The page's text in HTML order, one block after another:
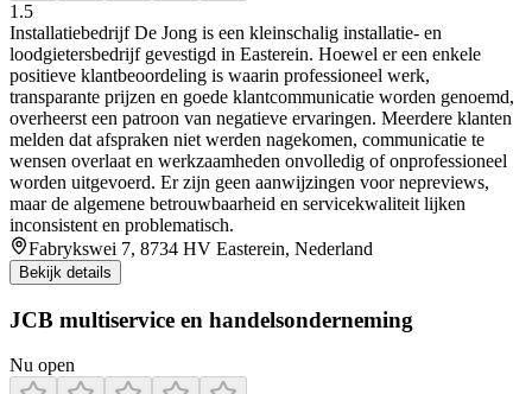
1.5
Installatiebedrijf De Jong is een kleinschalig installatie- en
loodgietersbedrijf gevestigd in Easterein. Hoewel er een enkele
positieve klantbeoordeling is waarin professioneel werk,
transparante prijzen en goede klantcommunicatie worden genoemd,
overheerst een patroon van negatieve ervaringen. Meerdere klanten
melden dat afspraken niet werden nagekomen, communicatie te
wensen overlaat en werkzaamheden onvolledig of onprofessioneel
worden uitgevoerd. Er zijn geen aanwijzingen voor nepreviews,
maar de algemene betrouwbaarheid en servicekwaliteit lijken
inconsistent en problematisch.
Fabrykswei 7, 8734 HV Easterein, Nederland
Bekijk details
JCB multiservice en handelsonderneming
Nu open